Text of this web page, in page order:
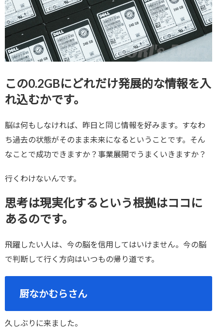
この0.2GBにどれだけ発展的な情報を入
れ込むかです。
脳は何もしなければ、昨日と同じ情報を好みます。すなわ
ち過去の状態がそのまま未来になるということです。そん
なことで成功できますか？事業展開でうまくいきますか？
行くわけないんです。
思考は現実化するという根拠はココに
あるのです。
飛躍したい人は、今の脳を信用してはいけません。今の脳
で判断して行く方向はいつもの帰り道です。
厨なかむらさん
久しぶりに来ました。